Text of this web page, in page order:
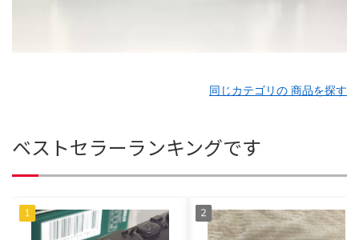
同じカテゴリの 商品を探す
ベストセラーランキングです